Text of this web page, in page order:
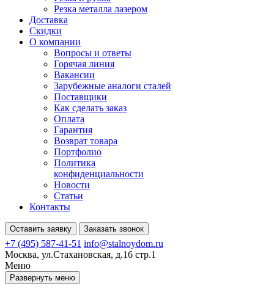
Резка металла лазером
Доставка
Скидки
О компании
Вопросы и ответы
Горячая линия
Вакансии
Зарубежные аналоги сталей
Поставщики
Как сделать заказ
Оплата
Гарантия
Возврат товара
Портфолио
Политика
конфиденциальности
Новости
Статьи
Контакты
Оставить заявку Заказать звонок
+7 (495) 587-41-51 info@stalnoydom.ru
Москва, ул.Стахановская, д.16 стр.1
Меню
Развернуть меню